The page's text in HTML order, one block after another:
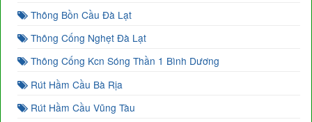
Thông Bồn Cầu Đà Lạt
Thông Cống Nghẹt Đà Lạt
Thông Cống Kcn Sóng Thần 1 Bình Dương
Rút Hầm Cầu Bà Rịa
Rút Hầm Cầu Vũng Tàu